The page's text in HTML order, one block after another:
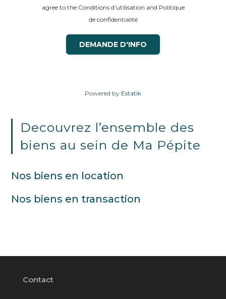
agree to the Conditions d'utilisation and Politique
de confidentialité
DEMANDE D'INFO
Powered by Estatik
Decouvrez l’ensemble des
biens au sein de Ma Pépite
Nos biens en location
Nos biens en transaction
Contact